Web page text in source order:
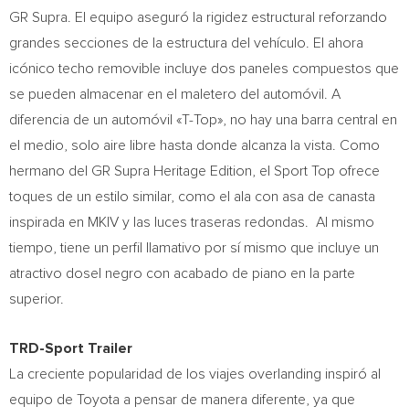
GR Supra. El equipo aseguró la rigidez estructural reforzando
grandes secciones de la estructura del vehículo. El ahora
icónico techo removible incluye dos paneles compuestos que
se pueden almacenar en el maletero del automóvil. A
diferencia de un automóvil «T-Top», no hay una barra central en
el medio, solo aire libre hasta donde alcanza la vista. Como
hermano del GR Supra Heritage Edition, el Sport Top ofrece
toques de un estilo similar, como el ala con asa de canasta
inspirada en MKIV y las luces traseras redondas. Al mismo
tiempo, tiene un perfil llamativo por sí mismo que incluye un
atractivo dosel negro con acabado de piano en la parte
superior.
TRD-Sport Trailer
La creciente popularidad de los viajes overlanding inspiró al
equipo de Toyota a pensar de manera diferente, ya que